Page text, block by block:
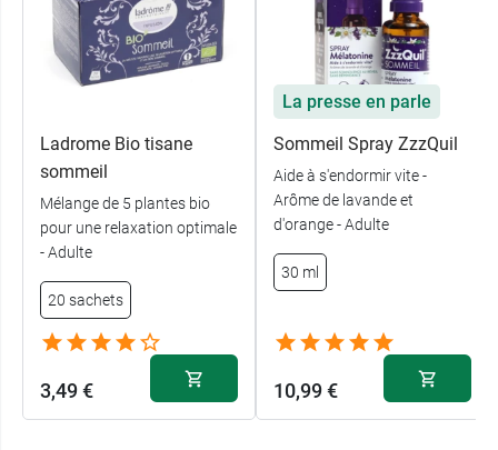
Ladrome Bio tisane
sommeil
Mélange de 5 plantes bio
pour une relaxation optimale
- Adulte
20 sachets
3,49 €
La presse en parle
Sommeil Spray ZzzQuil
Aide à s'endormir vite -
Arôme de lavande et
d'orange - Adulte
30 ml
10,99 €